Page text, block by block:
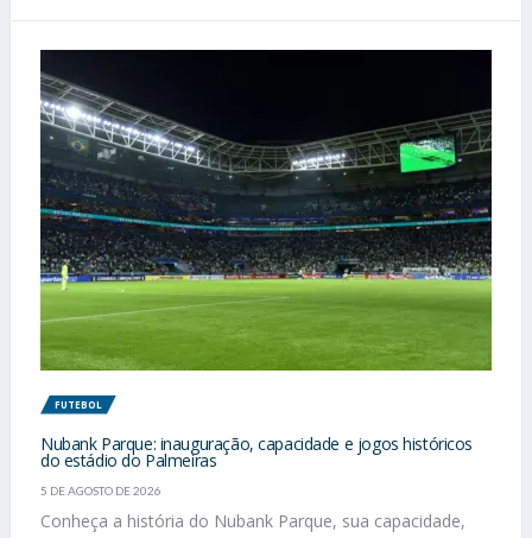
FUTEBOL
Nubank Parque: inauguração, capacidade e jogos históricos
do estádio do Palmeiras
5 DE AGOSTO DE 2026
Conheça a história do Nubank Parque, sua capacidade,